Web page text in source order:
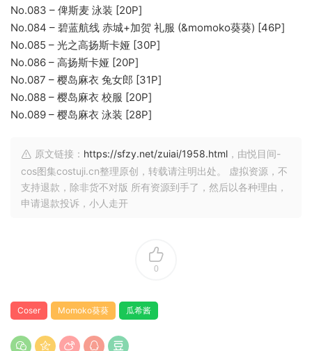
No.083 – 俾斯麦 泳装 [20P]
No.084 – 碧蓝航线 赤城+加贺 礼服 (&momoko葵葵) [46P]
No.085 – 光之高扬斯卡娅 [30P]
No.086 – 高扬斯卡娅 [20P]
No.087 – 樱岛麻衣 兔女郎 [31P]
No.088 – 樱岛麻衣 校服 [20P]
No.089 – 樱岛麻衣 泳装 [28P]
原文链接： https://sfzy.net/zuiai/1958.html ，由悦目间-
cos图集costuji.cn整理原创，转载请注明出处。 虚拟资源，不
支持退款，除非货不对版 所有资源到手了，然后以各种理由，
申请退款投诉，小人走开
0
Coser Momoko葵葵 瓜希酱